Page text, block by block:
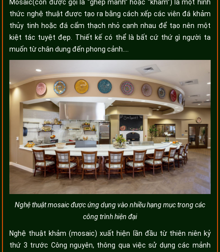
Mosaic(còn được gọi là “ghép mảnh” hoặc “khảm”) là một hình
thức nghệ thuật được tạo ra bằng cách xếp các viên đá khảm
thủy tinh hoặc đá cẩm thạch nhỏ cạnh nhau để tạo nên một
kiệt tác tuyệt đẹp. Thiết kế có thể là bất cứ thứ gì người ta
muốn từ chân dung đến phong cảnh….
Nghệ thuật mosaic được ứng dụng vào nhiều hạng mục trong các
công trình hiện đại
Nghệ thuật khảm (mosaic) xuất hiện lần đầu từ thiên niên kỷ
thứ 3 trước Công nguyên, thông qua việc sử dụng các mảnh